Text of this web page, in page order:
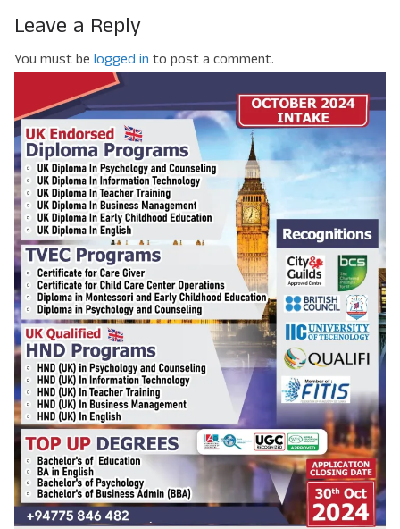
Leave a Reply
You must be logged in to post a comment.